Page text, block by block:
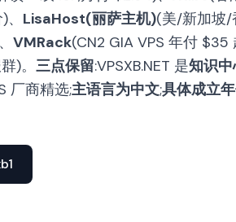
LisaHost(丽萨主机)(美/新加坡/
VMRack(CN2 GIA VPS 年付 $35
)。 三点保留:VPSXB.NET 是知识
厂商精选;主语言为中文;具体成立